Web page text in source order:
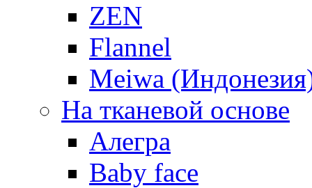
ZEN
Flannel
Meiwa
На тканевой основе
Алегра
Baby face